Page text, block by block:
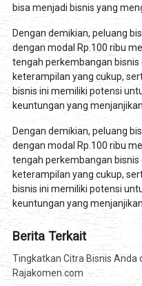
bisa menjadi bisnis yang
Dengan demikian, peluang
dengan modal Rp.100 ribu
tengah perkembangan
keterampilan yang cukup,
bisnis ini memiliki potensi
keuntungan yang
Dengan demikian, peluang
dengan modal Rp.100 ribu
tengah perkembangan
keterampilan yang cukup,
bisnis ini memiliki potensi
keuntungan yang
Berita Terkait
Tingkatkan Citra Bisnis
Rajakomen.com